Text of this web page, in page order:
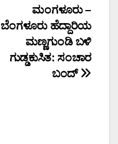
ಮಂಗಳೂರು –
ಬೆಂಗಳೂರು ಹೆದ್ದಾರಿಯ
ಮಣ್ಣಗುಂಡಿ ಬಳಿ
ಗುಡ್ಡಕುಸಿತ: ಸಂಚಾರ
ಬಂದ್